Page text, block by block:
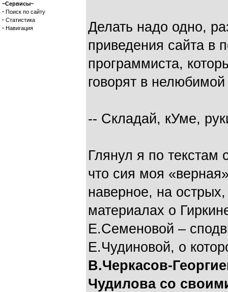
~Сервисы~
· Поиск по сайту
· Статистика
· Навигация
Делать надо одно,
приведения сайта в
программиста,
говорят в
-- Складай, кУме,
Глянул я по текстам
что сия моя
наверное, на
материалах о
Е.Семеновой –
Е.Чудиновой, о
В.Черкасов-
Чудилова со